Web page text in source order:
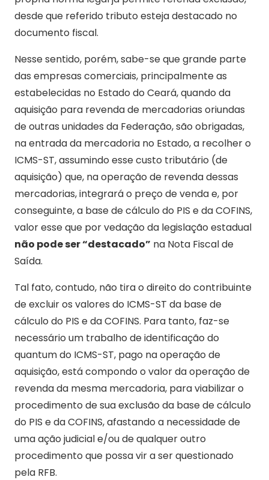
desde que referido tributo esteja destacado no
documento fiscal.
Nesse sentido, porém, sabe-se que grande parte
das empresas comerciais, principalmente as
estabelecidas no Estado do Ceará, quando da
aquisição para revenda de mercadorias oriundas
de outras unidades da Federação, são obrigadas,
na entrada da mercadoria no Estado, a recolher o
ICMS-ST, assumindo esse custo tributário (de
aquisição) que, na operação de revenda dessas
mercadorias, integrará o preço de venda e, por
conseguinte, a base de cálculo do PIS e da COFINS,
valor esse que por vedação da legislação estadual
não pode ser “destacado” na Nota Fiscal de
Saída.
Tal fato, contudo, não tira o direito do contribuinte
de excluir os valores do ICMS-ST da base de
cálculo do PIS e da COFINS. Para tanto, faz-se
necessário um trabalho de identificação do
quantum do ICMS-ST, pago na operação de
aquisição, está compondo o valor da operação de
revenda da mesma mercadoria, para viabilizar o
procedimento de sua exclusão da base de cálculo
do PIS e da COFINS, afastando a necessidade de
uma ação judicial e/ou de qualquer outro
procedimento que possa vir a ser questionado
pela RFB.